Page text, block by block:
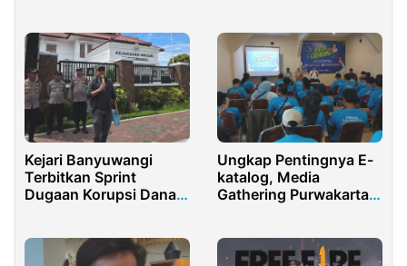
Kejari Banyuwangi
Terbitkan Sprint
Dugaan Korupsi Dana
Ungkap Pentingnya E-
katalog, Media
Gathering Purwakarta